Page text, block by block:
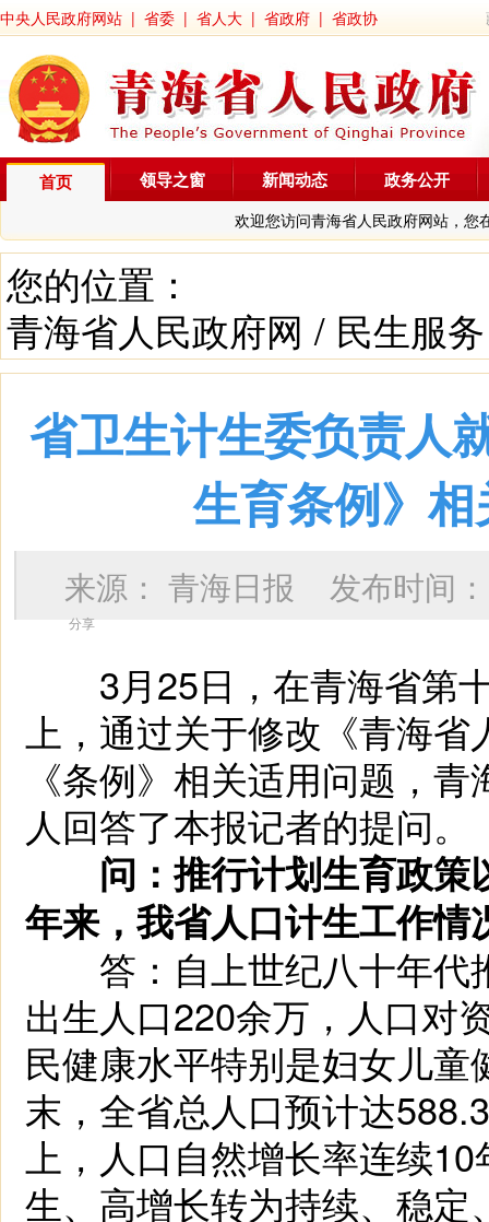
中央人民政府网站 | 省委 | 省人大 | 省政府 | 省政协
首页
欢迎您访问青海省人民政府网站，您
领导之窗 新闻动态 政务公开
您的位置：
青海省人民政府网 / 民生服务
省卫生计生委负责人
生育条例》
来源：青海日报 发布时间
分享
3月25日，在青海省第十
上，通过关于修改《青海
《条例》相关适用问题，
人回答了本报记者的提问。
问：推行计划生育政策
年来，我省人口计生工作情
答：自上世纪八十年代
出生人口220余万，人口对
民健康水平特别是妇女儿
末，全省总人口预计达
上，人口自然增长率连续
生、高增长转为持续、稳